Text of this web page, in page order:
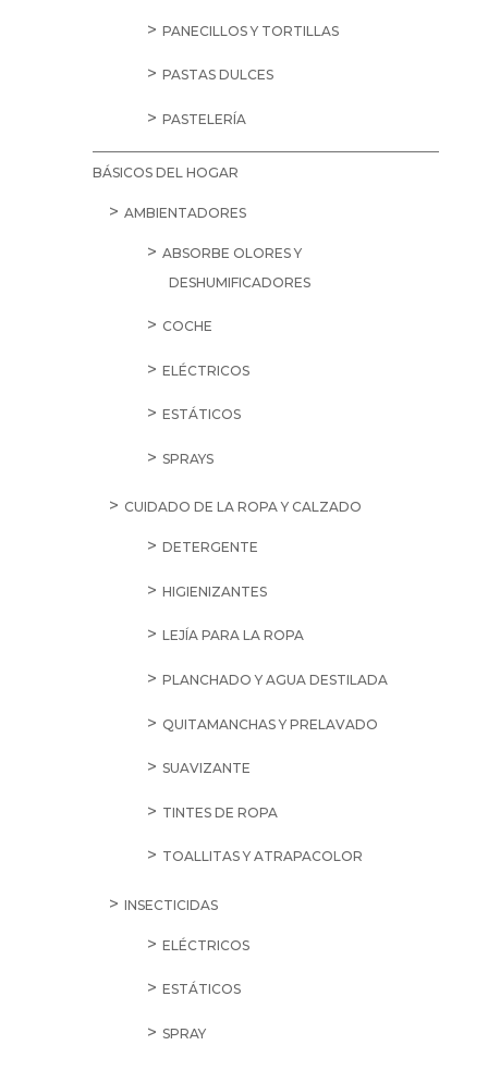
PANECILLOS Y TORTILLAS
PASTAS DULCES
PASTELERÍA
BÁSICOS DEL HOGAR
AMBIENTADORES
ABSORBE OLORES Y
DESHUMIFICADORES
COCHE
ELÉCTRICOS
ESTÁTICOS
SPRAYS
CUIDADO DE LA ROPA Y CALZADO
DETERGENTE
HIGIENIZANTES
LEJÍA PARA LA ROPA
PLANCHADO Y AGUA DESTILADA
QUITAMANCHAS Y PRELAVADO
SUAVIZANTE
TINTES DE ROPA
TOALLITAS Y ATRAPACOLOR
INSECTICIDAS
ELÉCTRICOS
ESTÁTICOS
SPRAY